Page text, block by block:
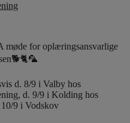
møde for oplæringsansvarlige
d. 8/9 i Valby hos
d. 9/9 i Kolding hos
9 i Vodskov